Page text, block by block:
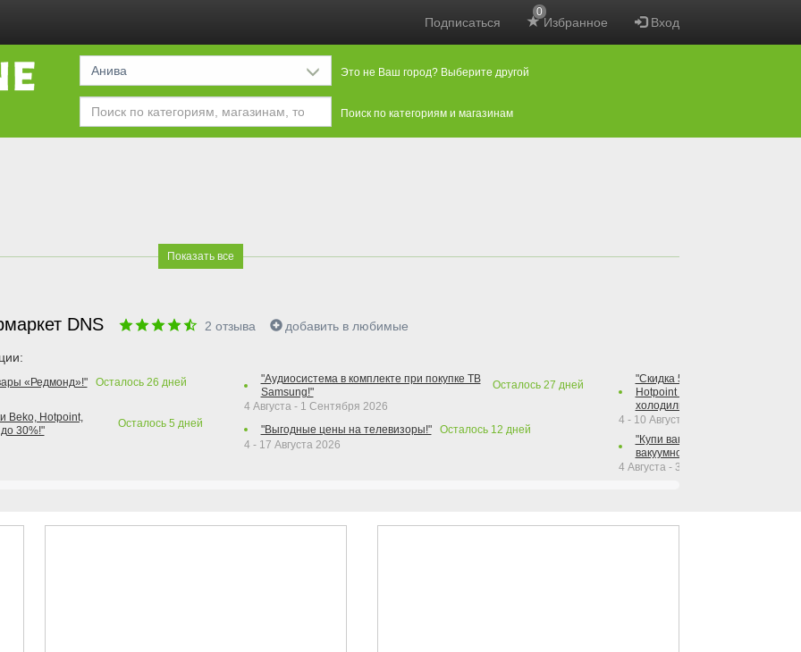
Подписаться Избранное
0
Вход
Анива Это не Ваш город? Выберите другой
Поиск по категориям и магазинам
Показать все
DNS 2 отзыва добавить в любимые
«Редмонд»!" Осталось 26 дней
Beko, Hotpoint,
30%!"
Осталось 5 дней
"Аудиосистема в комплекте при покупке ТВ
Samsung!"
Осталось 27 дней
4 Августа - 1 Сентября 2026
"Выгодные цены на телевизоры!"
Осталось 12 дней
4 - 17 Августа 2026
"Скидка 50% на варочную
Hotpoint при покупке духового
холодильника Hotpoint!"
4 - 10 Августа 2026
"Купи вакуумный упаковщик +
вакуумного упаковщика =
4 Августа - 30 Сентября 2026